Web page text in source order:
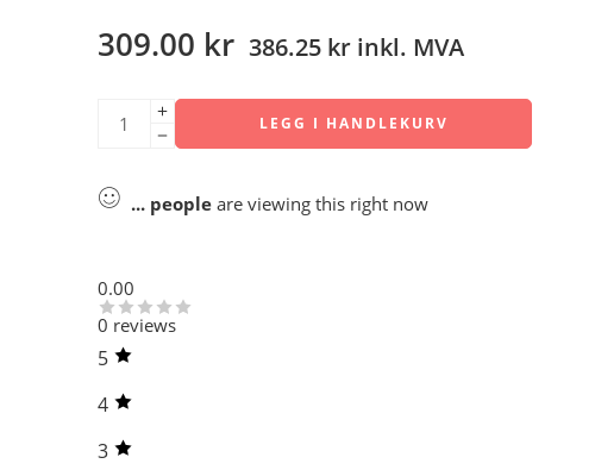
309.00 kr 386.25 kr inkl. MVA
LEGG I HANDLEKURV
... people are viewing this right now
0.00
0 reviews
5
4
3